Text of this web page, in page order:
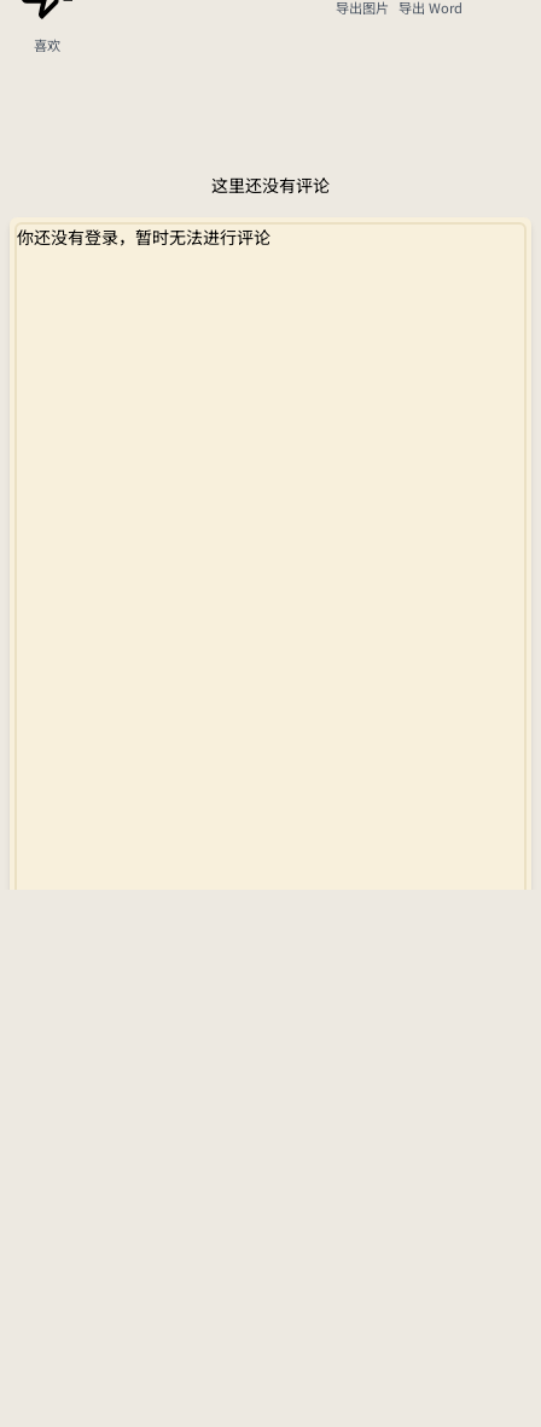
喜欢
导出图片 导出 Word
这里还没有评论
你还没有登录，暂时无法进行评论